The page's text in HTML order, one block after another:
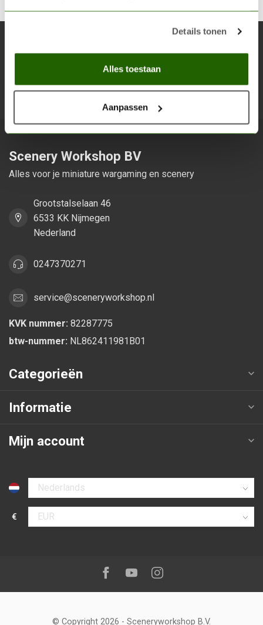
Details tonen
Alles toestaan
Aanpassen
Scenery Workshop BV
Alles voor je miniature wargaming en scenery
Grootstalselaan 46
6533 KK Nijmegen
Nederland
0247370271
service@sceneryworkshop.nl
KVK nummer: 82287775
btw-nummer: NL862411981B01
Categorieën
Informatie
Mijn account
Selecteer taal
€
Selecteer valuta
Volg ons op:Facebook
YoutubeInstagram
© Copyright 2026 - Sceneryworkshop B.V.